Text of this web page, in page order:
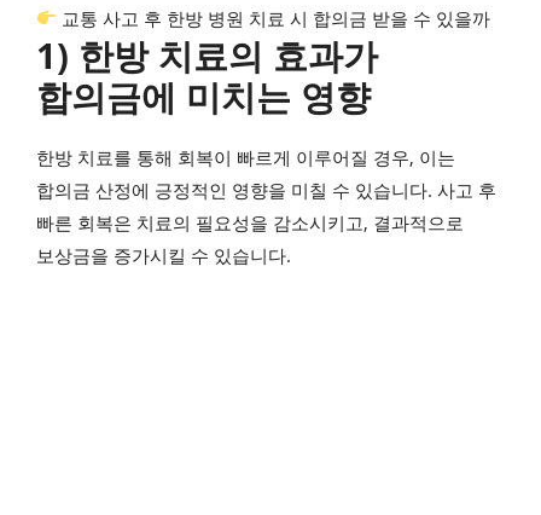
교통 사고 후 한방 병원 치료 시 합의금 받을 수 있을까
1) 한방 치료의 효과가
합의금에 미치는 영향
한방 치료를 통해 회복이 빠르게 이루어질 경우, 이는
합의금 산정에 긍정적인 영향을 미칠 수 있습니다. 사고 후
빠른 회복은 치료의 필요성을 감소시키고, 결과적으로
보상금을 증가시킬 수 있습니다.